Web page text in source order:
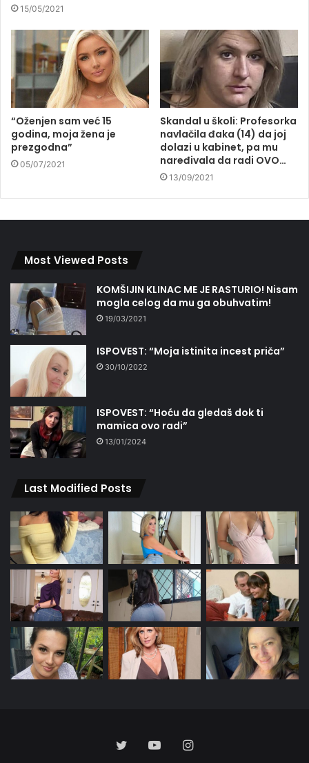
15/05/2021
“Oženjen sam već 15
godina, moja žena je
prezgodna”
05/07/2021
Skandal u školi: Profesorka
navlačila đaka (14) da joj
dolazi u kabinet, pa mu
naređivala da radi OVO…
13/09/2021
Most Viewed Posts
KOMŠIJIN KLINAC ME JE RASTURIO! Nisam
mogla celog da mu ga obuhvatim!
19/03/2021
ISPOVEST: “Moja istinita incest priča”
30/10/2022
ISPOVEST: “Hoću da gledaš dok ti
mamica ovo radi”
13/01/2024
Last Modified Posts
TwitterYouTubeInstagram